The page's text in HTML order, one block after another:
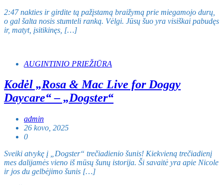
2:47 nakties ir girdite tą pažįstamą braižymą prie miegamojo durų,
o gal šalta nosis stumteli ranką. Vėlgi. Jūsų šuo yra visiškai pabudęs
ir, matyt, įsitikinęs, […]
AUGINTINIO PRIEŽIŪRA
Kodėl „Rosa & Mac Live for Doggy
Daycare“ – „Dogster“
admin
26 kovo, 2025
0
Sveiki atvykę į „Dogster“ trečiadienio šunis! Kiekvieną trečiadienį
mes dalijamės vieno iš mūsų šunų istorija. Ši savaitė yra apie Nicole
ir jos du gelbėjimo šunis […]